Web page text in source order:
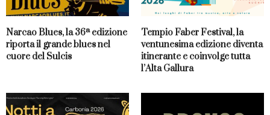
Narcao Blues, la 36ª edizione
riporta il grande blues nel
cuore del Sulcis
Tempio Faber Festival, la
ventunesima edizione diventa
itinerante e coinvolge tutta
l’Alta Gallura